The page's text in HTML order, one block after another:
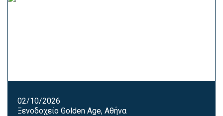
02/10/2026
Ξενοδοχείο Golden Age, Αθήνα